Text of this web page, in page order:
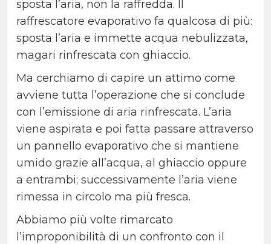
sposta l’aria, non la raffredda. Il
raffrescatore evaporativo fa qualcosa di più:
sposta l’aria e immette acqua nebulizzata,
magari rinfrescata con ghiaccio.
Ma cerchiamo di capire un attimo come
avviene tutta l’operazione che si conclude
con l’emissione di aria rinfrescata. L’aria
viene aspirata e poi fatta passare attraverso
un pannello evaporativo che si mantiene
umido grazie all’acqua, al ghiaccio oppure
a entrambi; successivamente l’aria viene
rimessa in circolo ma più fresca.
Abbiamo più volte rimarcato
l’improponibilità di un confronto con il